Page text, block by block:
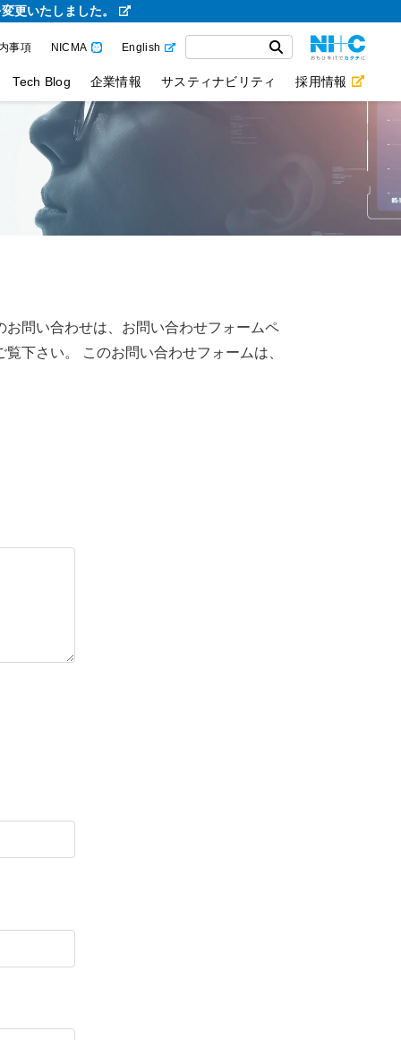
更いたしました。
事項 NICMA English
Tech Blog 企業情報 サスティナビリティ 採用情報
問い合わせは、お問い合わせフォームペ
下さい。 このお問い合わせフォームは、